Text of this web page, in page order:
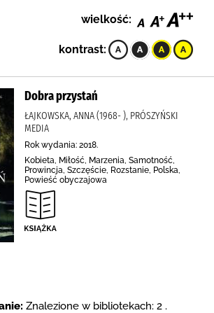
wielkość:
kontrast:
Dobra przystań
ŁAJKOWSKA, ANNA (1968- ), PRÓSZYŃSKI
MEDIA
Rok wydania: 2018.
Kobieta, Miłość, Marzenia, Samotność,
Prowincja, Szczęście, Rozstanie, Polska,
Powieść obyczajowa
Znalezione w bibliotekach: 2 .